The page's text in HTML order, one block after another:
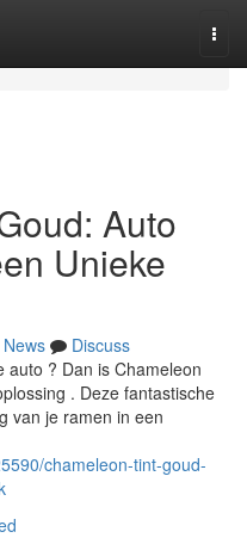
Auto
Unieke
News
Discuss
auto ? Dan is Chameleon
. Deze fantastische
van je ramen in een
chameleon-tint-goud-